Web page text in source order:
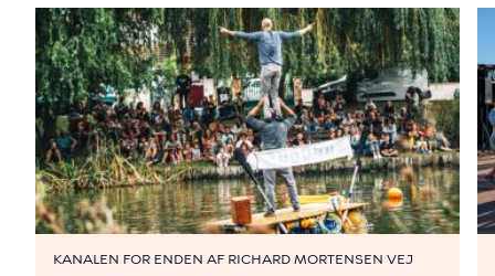
KANALEN FOR ENDEN AF RICHARD MORTENSEN VEJ